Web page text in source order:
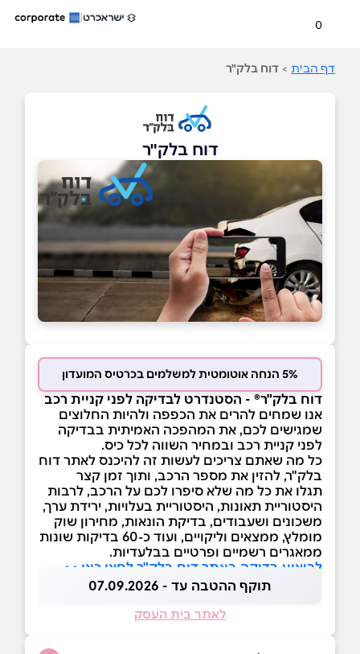
0
דף הבית > דוח בלק"ר
דוח בלק"ר
5% הנחה אוטומטית למשלמים בכרטיס המועדון
דוח בלק"ר® - הסטנדרט לבדיקה לפני קניית רכב
אנו שמחים להרים את הכפפה ולהיות החלוצים
שמגישים לכם, את המהפכה האמיתית בבדיקה
לפני קניית רכב ובמחיר השווה לכל כיס.
כל מה שאתם צריכים לעשות זה להיכנס לאתר דוח
בלק"ר, להזין את מספר הרכב, ותוך זמן קצר
תגלו את כל מה שלא סיפרו לכם על הרכב, לרבות
היסטוריית תאונות, היסטוריית בעלויות, ירידת ערך,
משכונים ושעבודים, בדיקת הונאות, מחירון שוק
מומלץ, ממצאים וליקויים, ועוד כ-60 בדיקות שונות
ממאגרים רשמיים ופרטיים בבלעדיות.
לביצוע בדיקה באתר דוח בלק"ר לחצו כאן >>
תוקף ההטבה עד - 07.09.2026
לאתר בית העסק